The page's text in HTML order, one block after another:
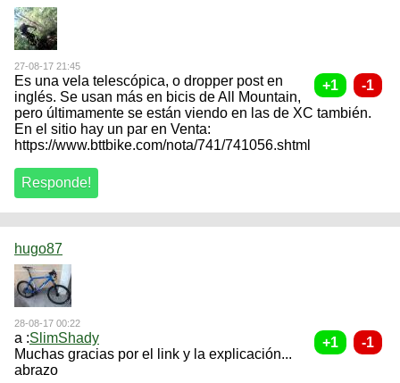
27-08-17 21:45
Es una vela telescópica, o dropper post en
inglés. Se usan más en bicis de All Mountain,
pero últimamente se están viendo en las de XC también.
En el sitio hay un par en Venta:
https://www.bttbike.com/nota/741/741056.shtml
hugo87
28-08-17 00:22
a :SlimShady
Muchas gracias por el link y la explicación...
abrazo